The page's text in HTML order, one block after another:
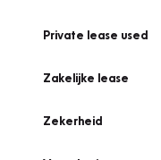
Private lease used
Zakelijke lease
Zekerheid